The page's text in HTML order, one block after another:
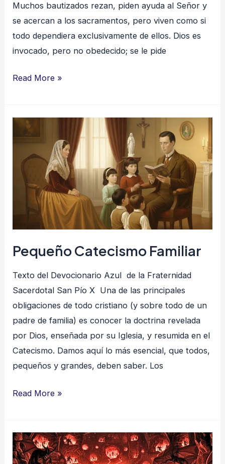
Muchos bautizados rezan, piden ayuda al Señor y
se acercan a los sacramentos, pero viven como si
todo dependiera exclusivamente de ellos. Dios es
invocado, pero no obedecido; se le pide
Read More »
Pequeño Catecismo Familiar
Texto del Devocionario Azul de la Fraternidad
Sacerdotal San Pío X Una de las principales
obligaciones de todo cristiano (y sobre todo de un
padre de familia) es conocer la doctrina revelada
por Dios, enseñada por su Iglesia, y resumida en el
Catecismo. Damos aquí lo más esencial, que todos,
pequeños y grandes, deben saber. Los
Pequeño
Catecismo
Familiar
Read More »
El
Infierno